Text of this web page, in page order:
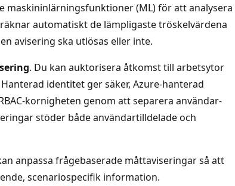
maskininlärningsfunktioner (ML) för att analysera
automatiskt de lämpligaste tröskelvärdena
avisering ska utlösas eller inte.
. Du kan auktorisera åtkomst till arbetsytor
identitet ger säker, Azure-hanterad
kornigheten genom att separera användar-
stöder både användartilldelade och
anpassa frågebaserade måttaviseringar så att
scenariospecifik information.